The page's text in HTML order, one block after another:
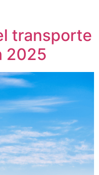
transporte
2025